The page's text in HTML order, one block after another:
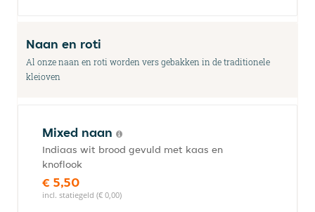
Naan en roti
Al onze naan en roti worden vers gebakken in de traditionele
kleioven
Mixed naan
Indiaas wit brood gevuld met kaas en
knoflook
€ 5,50
incl. statiegeld (€ 0,00)